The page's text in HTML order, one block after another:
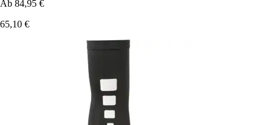
Ab 84,95 €
65,10 €